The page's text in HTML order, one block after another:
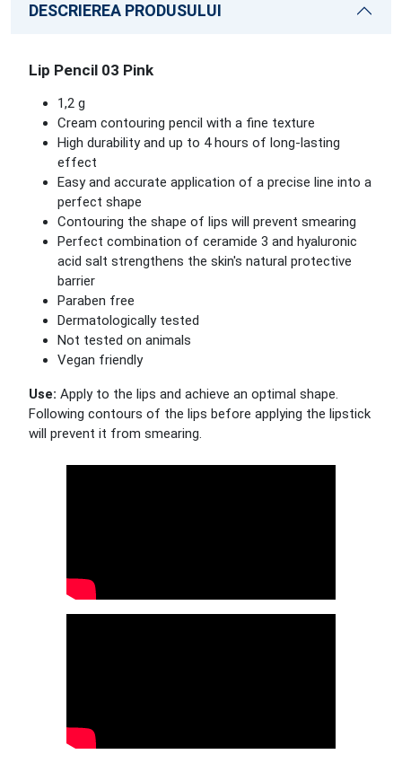
DESCRIEREA PRODUSULUI
Lip Pencil 03 Pink
1,2 g
Cream contouring pencil with a fine texture
High durability and up to 4 hours of long-lasting
effect
Easy and accurate application of a precise line into a
perfect shape
Contouring the shape of lips will prevent smearing
Perfect combination of ceramide 3 and hyaluronic
acid salt strengthens the skin's natural protective
barrier
Paraben free
Dermatologically tested
Not tested on animals
Vegan friendly
Use: Apply to the lips and achieve an optimal shape.
Following contours of the lips before applying the lipstick
will prevent it from smearing.